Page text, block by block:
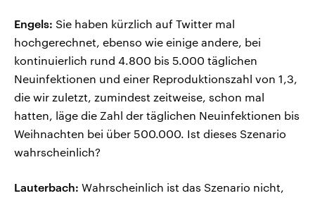
Engels: Sie haben kürzlich auf Twitter mal
hochgerechnet, ebenso wie einige andere, bei
kontinuierlich rund 4.800 bis 5.000 täglichen
Neuinfektionen und einer Reproduktionszahl von 1,3,
die wir zuletzt, zumindest zeitweise, schon mal
hatten, läge die Zahl der täglichen Neuinfektionen bis
Weihnachten bei über 500.000. Ist dieses Szenario
wahrscheinlich?
Lauterbach: Wahrscheinlich ist das Szenario nicht,